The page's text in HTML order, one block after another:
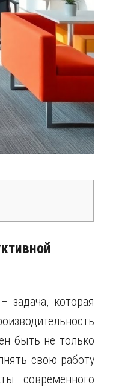
задача, которая
быть не только
свою работу
современного